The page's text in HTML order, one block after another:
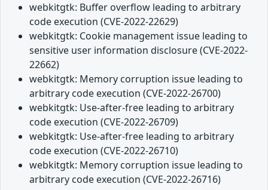
webkitgtk: Buffer overflow leading to arbitrary
code execution (CVE-2022-22629)
webkitgtk: Cookie management issue leading to
sensitive user information disclosure (CVE-2022-
22662)
webkitgtk: Memory corruption issue leading to
arbitrary code execution (CVE-2022-26700)
webkitgtk: Use-after-free leading to arbitrary
code execution (CVE-2022-26709)
webkitgtk: Use-after-free leading to arbitrary
code execution (CVE-2022-26710)
webkitgtk: Memory corruption issue leading to
arbitrary code execution (CVE-2022-26716)